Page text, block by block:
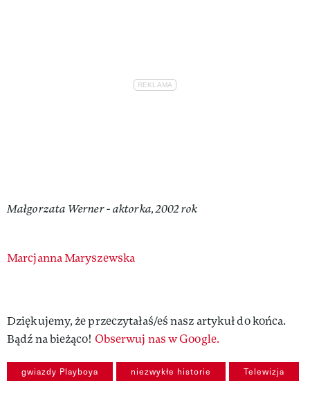
Małgorzata Werner - aktorka, 2002 rok
Authors
Marcjanna Maryszewska
Dziękujemy, że przeczytałaś/eś nasz artykuł do końca.
Bądź na bieżąco! Obserwuj nas w Google.
gwiazdy Playboya niezwykłe historie Telewizja